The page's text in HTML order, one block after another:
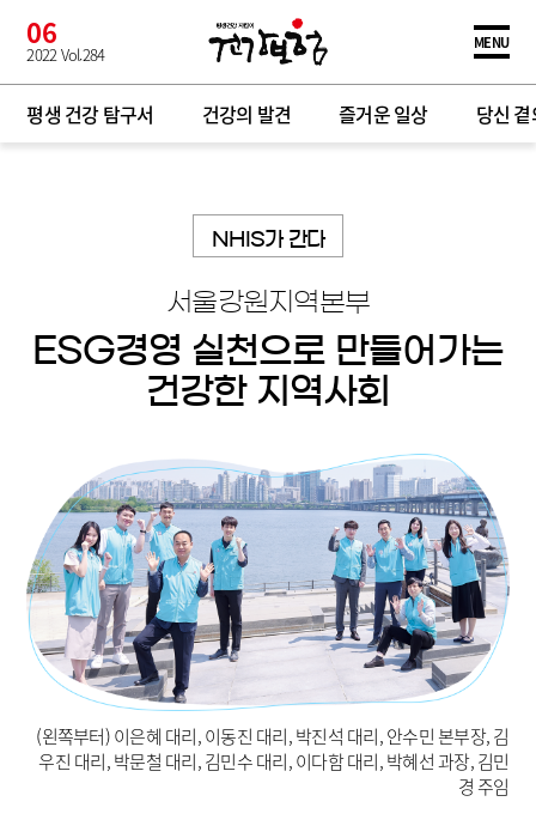
본문으로 바로가기
평생 건강 탐구서 건강의 발견 즐거운 일상 당신
06
2022Vol.284
NHIS가 간다
서울강원지역본부
ESG경영 실천으로 만들어가는
건강한 지역사회
(왼쪽부터) 이은혜 대리, 이동진 대리, 박진석 대리, 안수민 본부장, 김
우진 대리, 박문철 대리, 김민수 대리, 이다함 대리, 박혜선 과장, 김민
경 주임